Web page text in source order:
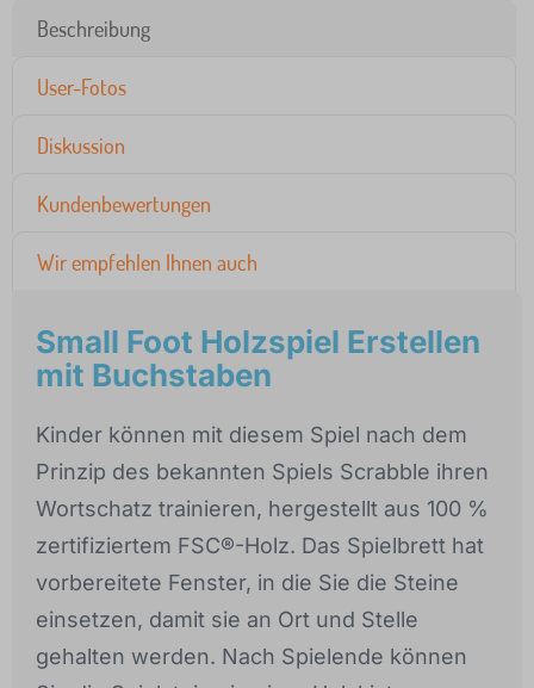
Beschreibung
User-Fotos
Diskussion
Kundenbewertungen
Wir empfehlen Ihnen auch
Small Foot Holzspiel Erstellen
mit Buchstaben
Kinder können mit diesem Spiel nach dem
Prinzip des bekannten Spiels Scrabble ihren
Wortschatz trainieren, hergestellt aus 100 %
zertifiziertem FSC®-Holz. Das Spielbrett hat
vorbereitete Fenster, in die Sie die Steine
einsetzen, damit sie an Ort und Stelle
gehalten werden. Nach Spielende können